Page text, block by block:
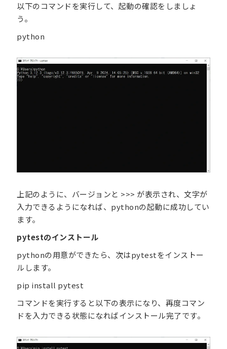
以下のコマンドを実行して、起動の確認をしましょ
う。
python
上記のように、バージョンと >>> が表示され、文字が
入力できるようになれば、pythonの起動に成功してい
ます。
pytestのインストール
pythonの用意ができたら、次はpytestをインストー
ルします。
pip install pytest
コマンドを実行すると以下の表示になり、再度コマン
ドを入力できる状態になればインストール完了です。